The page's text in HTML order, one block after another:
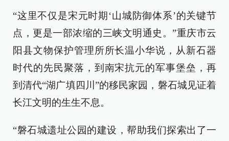
“这里不仅是宋元时期‘山城防御体系’的关键节
点，更是一部浓缩的三峡文明通史。”重庆市云
阳县文物保护管理所所长温小华说，从新石器
时代的先民聚落，到南宋抗元的军事堡垒，再
到清代“湖广填四川”的移民家园，磐石城见证着
长江文明的生生不息。
“磐石城遗址公园的建设，帮助我们探索出了一